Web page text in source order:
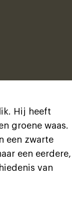
Hij heeft
groene waas.
een zwarte
een eerdere,
van